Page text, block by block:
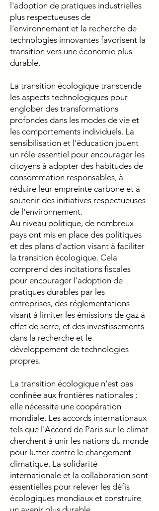
l'adoption de pratiques industrielles
plus respectueuses de
l'environnement et la recherche de
technologies innovantes favorisent la
transition vers une économie plus
durable.
La transition écologique transcende
les aspects technologiques pour
englober des transformations
profondes dans les modes de vie et
les comportements individuels. La
sensibilisation et l'éducation jouent
un rôle essentiel pour encourager les
citoyens à adopter des habitudes de
consommation responsables, à
réduire leur empreinte carbone et à
soutenir des initiatives respectueuses
de l'environnement.
Au niveau politique, de nombreux
pays ont mis en place des politiques
et des plans d'action visant à faciliter
la transition écologique. Cela
comprend des incitations fiscales
pour encourager l'adoption de
pratiques durables par les
entreprises, des réglementations
visant à limiter les émissions de gaz à
effet de serre, et des investissements
dans la recherche et le
développement de technologies
propres.
La transition écologique n'est pas
confinée aux frontières nationales ;
elle nécessite une coopération
mondiale. Les accords internationaux
tels que l'Accord de Paris sur le climat
cherchent à unir les nations du monde
pour lutter contre le changement
climatique. La solidarité
internationale et la collaboration sont
essentielles pour relever les défis
écologiques mondiaux et construire